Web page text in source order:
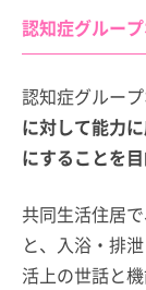
認知症グルー
認知症グループ
に対して能力
にすることを
共同生活住居
と、入浴・排
活上の世話と